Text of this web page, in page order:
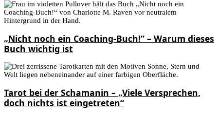
„Nicht noch ein Coaching-Buch!“ – Warum dieses
Buch wichtig ist
Tarot bei der Schamanin – „Viele Versprechen,
doch nichts ist eingetreten“